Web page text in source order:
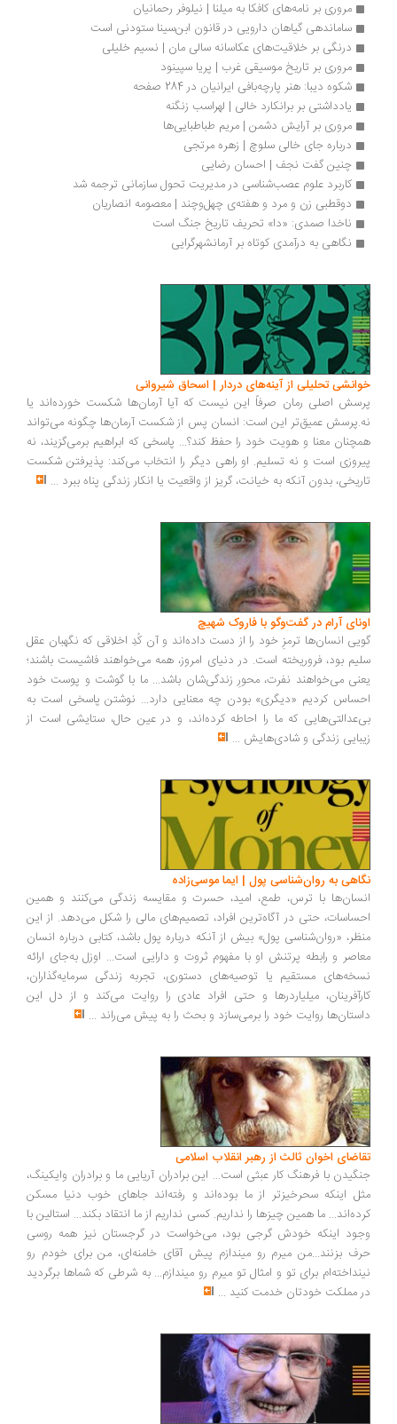
مروری بر نامه‌‌های کافکا به میلنا | نیلوفر رحمانیان
ساماندهی گیاهان دارویی در قانون ابن‌سینا ستودنی است
درنگی بر خلاقیت‌های عکاسانه سالی مان | نسیم خلیلی
مروری بر تاریخ موسیقی غرب | پریا سپینود
شکوه دیبا: هنر پارچه‌بافی ایرانیان در 284 صفحه
یادداشتی بر برانکارد خالی | لهراسب زنگنه
مروری بر آرایش دشمن | مریم طباطبایی‌ها
درباره جای خالی سلوچ | زهره مرتجی
چنین گفت نجف | احسان رضایی
کاربرد علوم عصب‌شناسی در مدیریت تحول سازمانی ترجمه شد
دوقطبی زن و مرد و هفته‌ی چهل‌وچند | معصومه انصاریان
ناخدا صمدی: «دا» تحریف تاریخ جنگ است
نگاهی به درآمدی کوتاه بر آرمانشهرگرایی
تحلیلی از آینه‌های دردار | اسحاق شیروانی
اصلی رمان صرفاً این نیست که آیا آرمان‌ها شکست خورده‌اند یا
عمیق‌تر این است: انسان پس از شکست آرمان‌ها چگونه می‌تواند
معنا و هویت خود را حفظ کند؟... پاسخی که ابراهیم برمی‌گزیند، نه
است و نه تسلیم. او راهی دیگر را انتخاب می‌کند: پذیرفتن شکست
بدون آنکه به خیانت، گریز از واقعیت یا انکار زندگی پناه ببرد...
آرام در گفت‌وگو با فاروک شهیچ‭
انسان‌ها ترمزِ خود را از دست داده‌اند و آن کُدِ اخلاقی که نگهبان عقل
بود، فروریخته است. در دنیای امروز، همه می‌خواهند فاشیست باشند؛
می‌خواهند نفرت، محورِ زندگی‌شان باشد... ما با گوشت و پوست خود
کردیم «دیگری» بودن چه معنایی دارد... نوشتن پاسخی است به
که ما را احاطه کرده‌اند، و در عین حال، ستایشی است از
زندگی و شادی‌هایش...
به روان‌شناسی پول | ایما موسی‌زاده
با ترس، طمع، امید، حسرت و مقایسه زندگی می‌کنند و همین
حتی در آگاه‌ترین افراد، تصمیم‌های مالی را شکل می‌دهد. از این
«روان‌شناسی پول» بیش از آنکه درباره پول باشد، کتابی درباره انسان
و رابطه پرتنش او با مفهوم ثروت و دارایی است... اوزل به‌جای ارائه
مستقیم یا توصیه‌های دستوری، تجربه زندگی سرمایه‌گذاران،
میلیاردرها و حتی افراد عادی را روایت می‌کند و از دل این
روایت خود را برمی‌سازد و بحث را به پیش می‌راند ...
اخوان ثالث از رهبر انقلاب اسلامی
با فرهنگ کار عبثی است... این برادران آریایی ما و برادران وایکینگ،
اینکه سحرخیزتر از ما بوده‌اند و رفته‌اند جاهای خوب دنیا مسکن
ما همین چیزها را نداریم. کسی نداریم از ما انتقاد بکند... استالین با
اینکه خودش گرجی بود، می‌خواست در گرجستان نیز همه روسی
بزنند...من میرم رو میندازم پیش آقای خامنه‌ای، من برای خودم رو
برای تو و امثال تو میرم رو میندازم... به شرطی که شماها برگردید
مملکت خودتان خدمت کنید...